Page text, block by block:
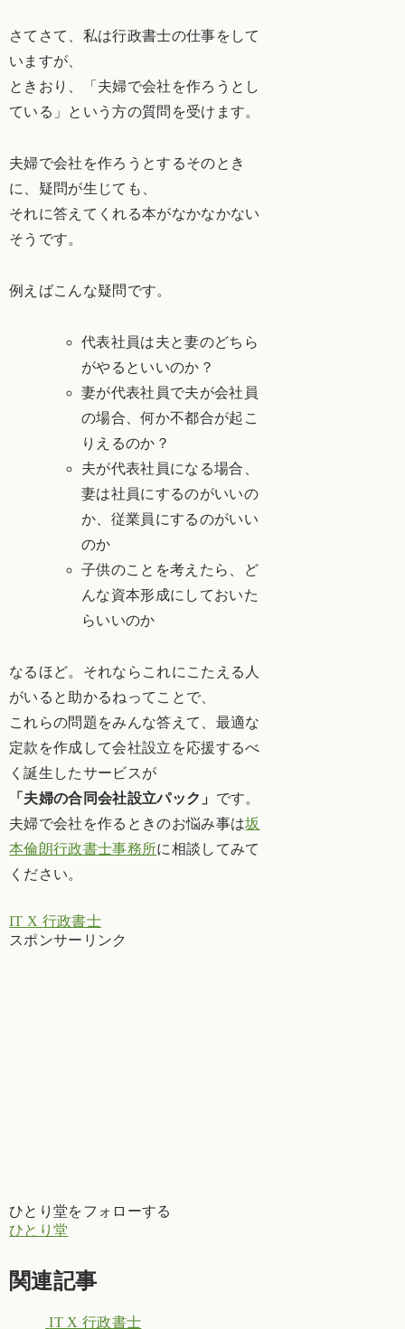
さてさて、私は行政書士の仕事をして
いますが、
ときおり、「夫婦で会社を作ろうとし
ている」という方の質問を受けます。
夫婦で会社を作ろうとするそのとき
に、疑問が生じても、
それに答えてくれる本がなかなかない
そうです。
例えばこんな疑問です。
代表社員は夫と妻のどちら
がやるといいのか？
妻が代表社員で夫が会社員
の場合、何か不都合が起こ
りえるのか？
夫が代表社員になる場合、
妻は社員にするのがいいの
か、従業員にするのがいい
のか
子供のことを考えたら、ど
んな資本形成にしておいた
らいいのか
なるほど。それならこれにこたえる人
がいると助かるねってことで、
これらの問題をみんな答えて、最適な
定款を作成して会社設立を応援するべ
く誕生したサービスが
「夫婦の合同会社設立パック」 です。
夫婦で会社を作るときのお悩み事は坂
本倫朗行政書士事務所に相談してみて
ください。
IT X 行政書士
スポンサーリンク
ひとり堂をフォローする
ひとり堂
関連記事
IT X 行政書士